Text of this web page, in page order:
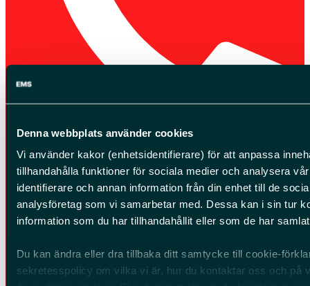
Denna webbplats använder cookies
Vi använder kakor (enhetsidentifierare) för att anpassa
tillhandahålla funktioner för sociala medier och analysera
identifierare och annan information från din enhet till de
analysföretag som vi samarbetar med. Dessa kan i sin tur
information som du har tillhandahållit eller som de har
Du kan ändra eller dra tillbaka ditt samtycke till cookie-
sekretesspolicy om vilka vi är, hur du kontaktar oss och på